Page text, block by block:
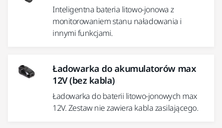
Inteligentna bateria litowo-jonowa z
monitorowaniem stanu naładowania i
innymi funkcjami.
Ładowarka do akumulatorów max
12V (bez kabla)
Ładowarka do baterii litowo-jonowych max
12V. Zestaw nie zawiera kabla zasilającego.